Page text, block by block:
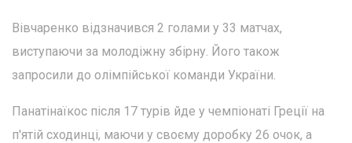
Вівчаренко відзначився 2 голами у 33 матчах,
виступаючи за молодіжну збірну. Його також
запросили до олімпійської команди України.
Панатінаїкос після 17 турів йде у чемпіонаті Греції на
п'ятій сходинці, маючи у своєму доробку 26 очок, а